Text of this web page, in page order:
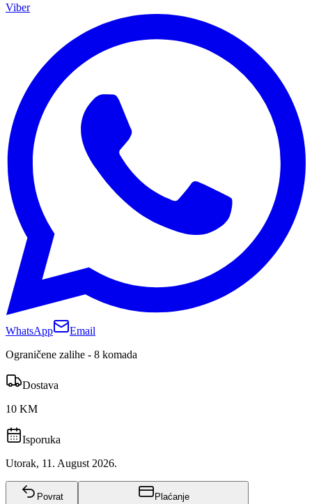
Viber
WhatsApp
Email
Ograničene zalihe - 8 komada
Dostava
10 KM
Isporuka
Utorak, 11. August 2026.
Povrat
Plaćanje